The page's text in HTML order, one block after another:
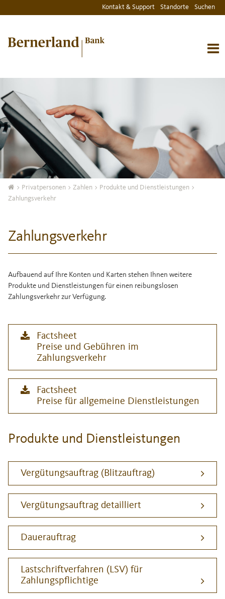
Kontakt & Support Standorte Suchen
> Privatpersonen > Zahlen > Produkte und Dienstleistungen >
Zahlungsverkehr
Zahlungsverkehr
Aufbauend auf Ihre Konten und Karten stehen Ihnen weitere
Produkte und Dienstleistungen für einen reibungslosen
Zahlungsverkehr zur Verfügung.
Factsheet
Preise und Gebühren im
Zahlungsverkehr
Factsheet
Preise für allgemeine Dienstleistungen
Produkte und Dienstleistungen
Vergütungsauftrag (Blitzauftrag)
Vergütungsauftrag detailliert
Dauerauftrag
Lastschriftverfahren (LSV) für
Zahlungspflichtige